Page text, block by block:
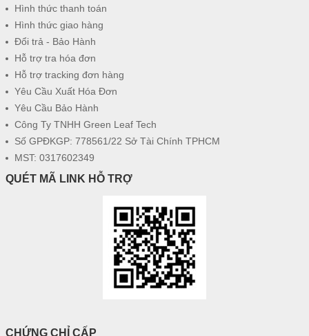
Hình thức thanh toán
Hình thức giao hàng
Đổi trả - Bảo Hành
Hỗ trợ tra hóa đơn
Hỗ trợ tracking đơn hàng
Yêu Cầu Xuất Hóa Đơn
Yêu Cầu Bảo Hành
Công Ty TNHH Green Leaf Tech
Số GPĐKGP: 778561/22 Sở Tài Chính TPHCM
MST: 0317602349
QUÉT MÃ LINK HỖ TRỢ
CHỨNG CHỈ CẤP